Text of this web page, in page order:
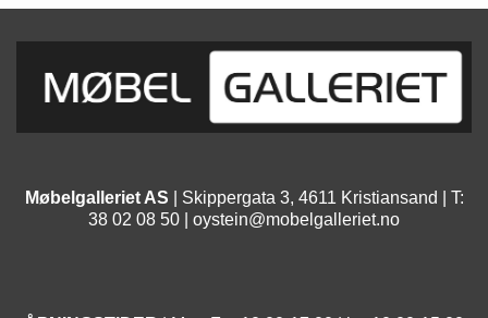
Møbelgalleriet AS | Skippergata 3, 4611 Kristiansand | T:
38 02 08 50 | oystein@mobelgalleriet.no